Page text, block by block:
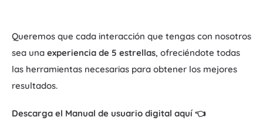
Queremos que cada interacción que tengas con nosotros
sea una experiencia de 5 estrellas, ofreciéndote todas
las herramientas necesarias para obtener los mejores
resultados.
Descarga el Manual de usuario digital aquí 👈